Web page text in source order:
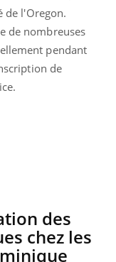
de l'Oregon.
de nombreuses
pendant
de
des
chez les